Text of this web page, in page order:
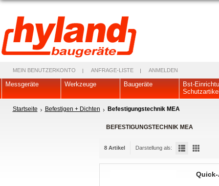
MEIN BENUTZERKONTO ANFRAGE-LISTE ANMELDEN
Messgeräte Werkzeuge Baugeräte
Bst-
Startseite Befestigen + Dichten Befestigungstechnik MEA
BEFESTIGUNGSTECHNIK MEA
8 Artikel Darstellung als: